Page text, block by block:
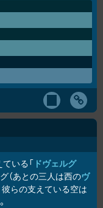
いる「 ドヴェルグ
（あとの三人は西のヴ
彼らの支えている空は